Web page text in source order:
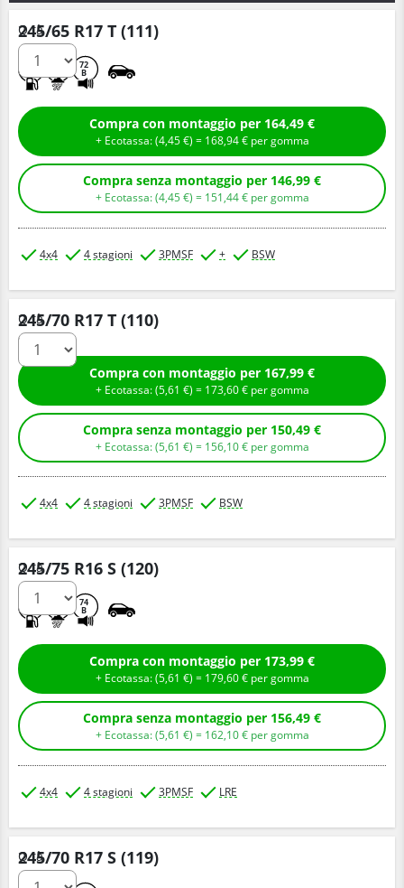
245/65 R17 T (111)
72
B
Q.tà
Compra con montaggio per 164,49 €
+ Ecotassa: (4,45€ ) = 168,94€ per gomma
Compra senza montaggio per 146,99 €
+ Ecotassa: (4,45€ ) = 151,44€ per gomma
4x4 4 stagioni 3PMSF + BSW
245/70 R17 T (110)
Q.tà
Compra con montaggio per 167,99 €
+ Ecotassa: (5,61 € ) = 173,60€ per gomma
Compra senza montaggio per 150,49 €
+ Ecotassa: (5,61 € ) = 156,10€ per gomma
4x4 4 stagioni 3PMSF BSW
245/75 R16 S (120)
74
B
Q.tà
Compra con montaggio per 173,99 €
+ Ecotassa: (5,61 € ) = 179,60€ per gomma
Compra senza montaggio per 156,49 €
+ Ecotassa: (5,61 € ) = 162,10€ per gomma
4x4 4 stagioni 3PMSF LRE
245/70 R17 S (119)
Q.tà